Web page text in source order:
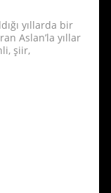
yıllarda bir
Aslan’la yıllar
şiir,